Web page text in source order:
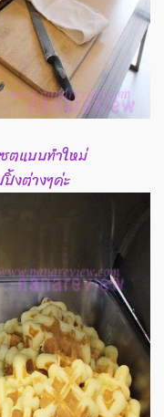
ตแบบทำใหม่
งต่างๆค่ะ